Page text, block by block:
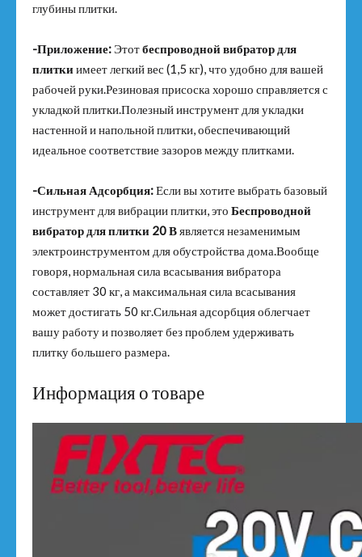
глубины плитки.
-Приложение:Этотбеспроводной вибратор для
плиткиимеет легкий вес (1,5 кг), что удобно для вашей
рабочей руки.Резиновая присоска хорошо справляется с
укладкой плитки.Полезный инструмент для укладки
настенной и напольной плитки, обеспечивающий
идеальное соответствие зазоров между плитками.
-Сильная Адсорбция:Если вы хотите выбрать базовый
инструмент для вибрации плитки, это Беспроводной
вибратор для плитки 20 Вявляется незаменимым
электроинструментом для обустройства дома.Вообще
говоря, нормальная сила всасывания вибратора
составляет 30 кг, а максимальная сила всасывания
может достигать 50 кг.Сильная адсорбция облегчает
вашу работу и позволяет без проблем удерживать
плитку большего размера.
Информация о товаре